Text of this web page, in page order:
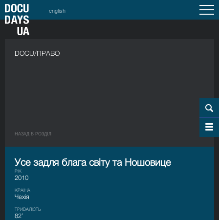
english
DOCU/ПРАВО
НАЗАД В РОЗДIЛ
Усе задля блага світу та Ношовице
РІК
2010
КРАЇНА
Чехія
ТРИВАЛІСТЬ
82’